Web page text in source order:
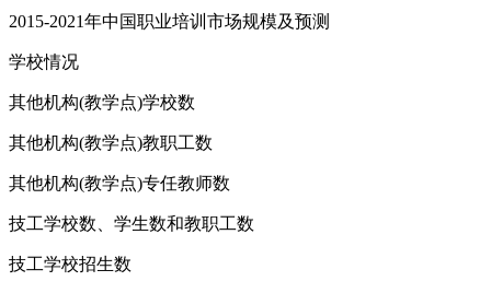
2015-2021年中国职业培训市场规模及预测
学校情况
其他机构(教学点)学校数
其他机构(教学点)教职工数
其他机构(教学点)专任教师数
技工学校数、学生数和教职工数
技工学校招生数